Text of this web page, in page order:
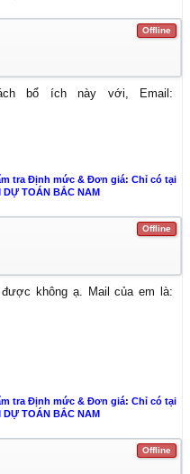
môn đang tham gia các
hoạt động xây dựng.
Phú, người đã gắn
20 năm, hiện là Trưởng
Đại học Giao thông
“Đấu thầu trong hoạt
rộng rãi tại các nhà sách
nhưng vì điều kiện còn
sách tới tất cả các thành
bằng hình thức gửi
Offline
bổ ích này với, Email:
tra Định mức & Đơn giá: Chỉ có tại
DỰ TOÁN BẮC NAM
Offline
không ạ. Mail của em là:
tra Định mức & Đơn giá: Chỉ có tại
DỰ TOÁN BẮC NAM
Offline